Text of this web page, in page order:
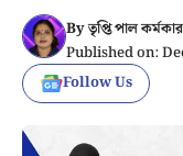
Byতৃপ্তি পাল কর্মকার
Published on:
Follow Us